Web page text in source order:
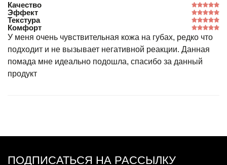
Качество
Эффект
Текстура
Комфорт
У меня очень чувствительная кожа на губах, редко что
подходит и не вызывает негативной реакции. Данная
помада мне идеально подошла, спасибо за данный
продукт
ПОДПИСАТЬСЯ НА РАССЫЛКУ